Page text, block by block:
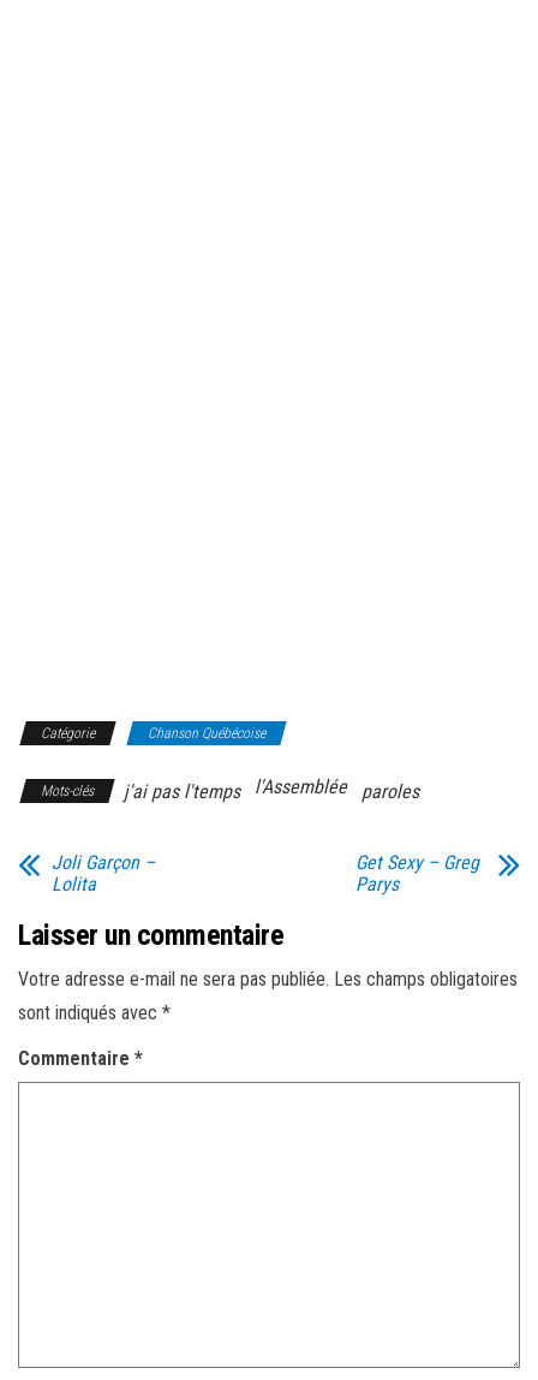
Catégorie Chanson Québécoise
Mots-clés j'ai pas l'temps l'Assemblée paroles
Joli Garçon –
Lolita
Get Sexy – Greg
Parys
Laisser un commentaire
Votre adresse e-mail ne sera pas publiée. Les champs obligatoires
sont indiqués avec *
Commentaire *